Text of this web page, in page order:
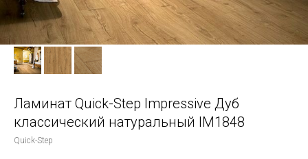
Ламинат Quick-Step Impressive Дуб
классический натуральный IM1848
Quick-Step